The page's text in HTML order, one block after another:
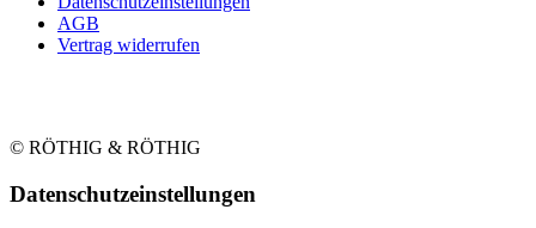
AGB
Vertrag widerrufen
© RÖTHIG & RÖTHIG
Daten­schutz­ein­stellungen